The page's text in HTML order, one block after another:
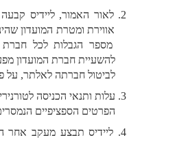
לביטול חברתה לאלתר, על פי
הפרטים הספציפיים הנמסרים